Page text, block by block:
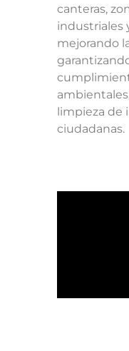
canteras,
industriales
mejorando
limpieza de
ciudadanas.